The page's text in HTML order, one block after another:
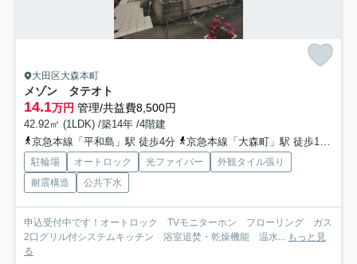
大田区大森本町
メゾン タテオト
14.1万円 管理/共益費8,500円
42.92㎡ (1LDK) /築14年 /4階建
京急本線「平和島」駅 徒歩4分
京急本線「大森町」駅 徒歩13分
駐輪場 オートロック 光ファイバー
外観タイル張り
耐震構造
公共下水
申込受付中です！オートロック TVモニターホン フローリング ガス
2口グリル付システムキッチン 浴室追焚・乾燥機能 温水...
もっと見
る